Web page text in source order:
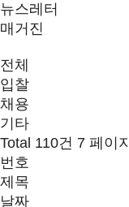
뉴스레터
매거진
전체
입찰
채용
기타
Total 110건 7 페이지
번호
제목
날짜